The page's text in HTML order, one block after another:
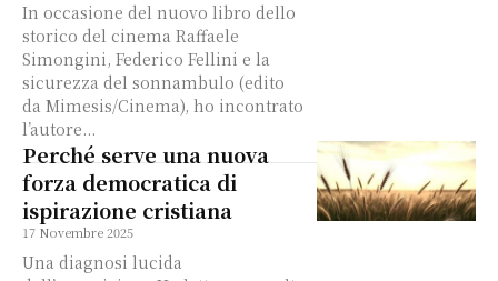
In occasione del nuovo libro dello
storico del cinema Raffaele
Simongini, Federico Fellini e la
sicurezza del sonnambulo (edito
da Mimesis/Cinema), ho incontrato
l’autore...
Perché serve una nuova
forza democratica di
ispirazione cristiana
17 Novembre 2025
Una diagnosi lucida